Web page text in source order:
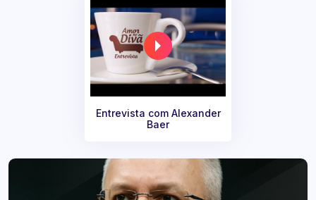
Entrevista com Alexander
Baer